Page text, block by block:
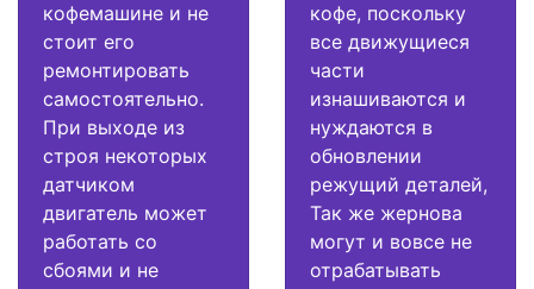
кофемашине и не
стоит его
ремонтировать
самостоятельно.
При выходе из
строя некоторых
датчиком
двигатель может
работать со
сбоями и не
кофе, поскольку
все движущиеся
части
изнашиваются и
нуждаются в
обновлении
режущий деталей,
Так же жернова
могут и вовсе не
отрабатывать